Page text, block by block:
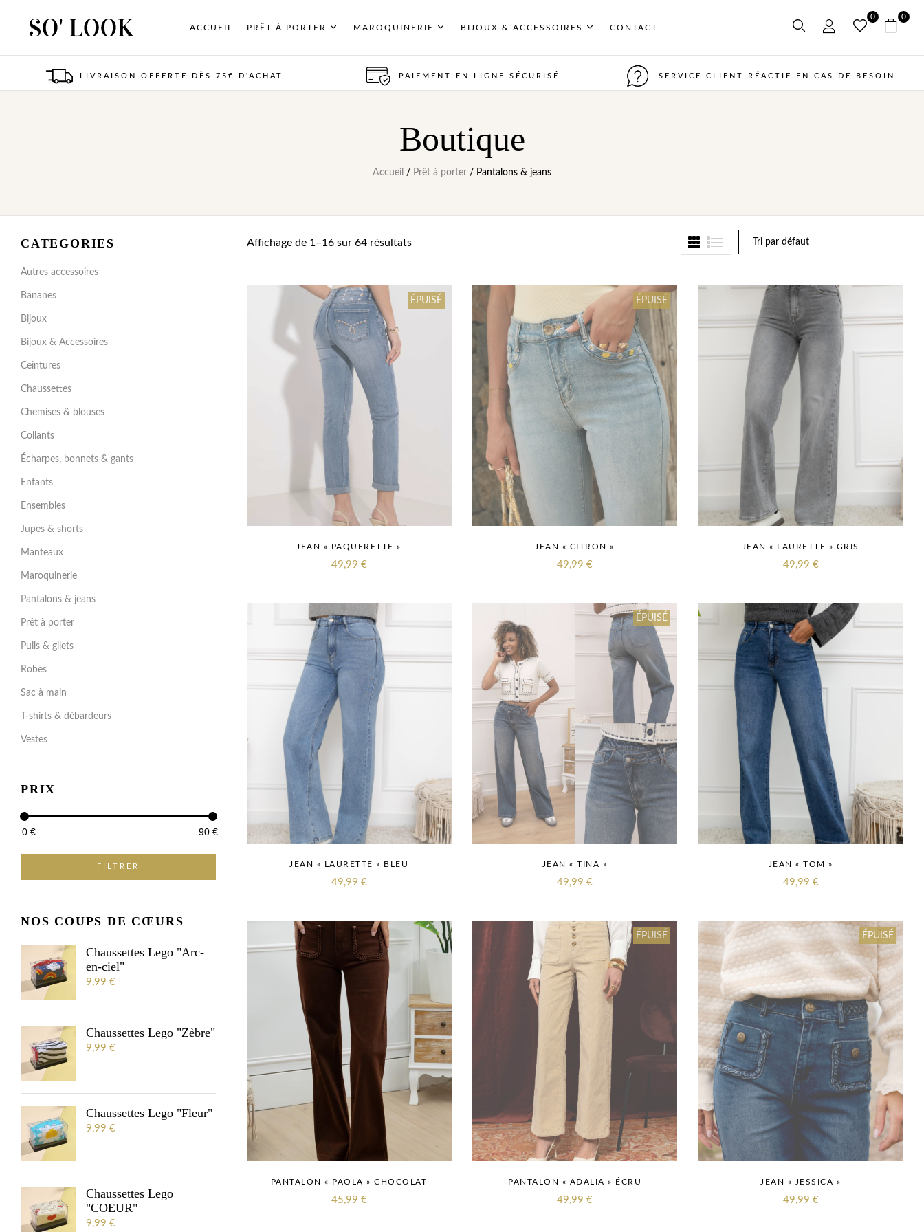
ACCUEIL PRÊT À PORTER MAROQUINERIE BIJOUX & ACCESSOIRES CONTACT
0 0
LIVRAISON OFFERTE DÈS 75€ D'ACHAT PAIEMENT EN LIGNE SÉCURISÉ SERVICE CLIENT RÉACTIF EN CAS DE BESOIN
Boutique
Accueil / Prêt à porter / Pantalons & jeans
CATEGORIES
Autres accessoires
Bananes
Bijoux
Bijoux & Accessoires
Ceintures
Chaussettes
Chemises & blouses
Collants
Écharpes, bonnets & gants
Enfants
Ensembles
Jupes & shorts
Manteaux
Maroquinerie
Pantalons & jeans
Prêt à porter
Pulls & gilets
Robes
Sac à main
T-shirts & débardeurs
Vestes
PRIX
0 € 90€
FILTRER
NOS COUPS DE CŒURS
Chaussettes Lego "Arc-
en-ciel"
9,99 €
Chaussettes Lego "Zèbre"
9,99 €
Chaussettes Lego "Fleur"
9,99 €
Chaussettes Lego
"COEUR"
9,99 €
Affichage de 1–16 sur 64 résultats
ÉPUISÉ
JEAN « PAQUERETTE »
49,99 €
ÉPUISÉ
JEAN « CITRON »
49,99€
JEAN « LAURETTE » GRIS
49,99 €
JEAN « LAURETTE » BLEU
49,99 €
ÉPUISÉ
JEAN « TINA »
49,99€
JEAN « TOM »
49,99 €
PANTALON « PAOLA » CHOCOLAT
45,99 €
ÉPUISÉ
PANTALON « ADALIA » ÉCRU
49,99€
ÉPUISÉ
JEAN « JESSICA »
49,99 €